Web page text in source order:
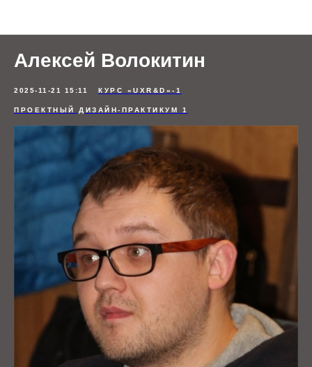
Алексей Волокитин
2025-11-21 15:11 КУРС «UXR&D»-1
ПРОЕКТНЫЙ ДИЗАЙН-ПРАКТИКУМ 1